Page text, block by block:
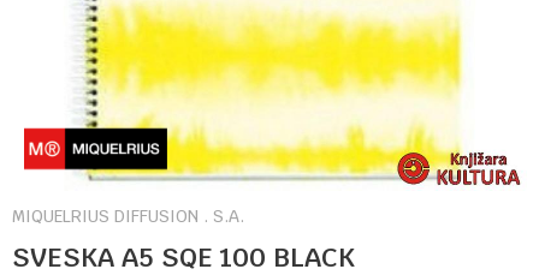
MIQUELRIUS DIFFUSION . S.A.
SVESKA A5 SQE 100 BLACK